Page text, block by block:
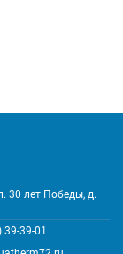
30 лет Победы, д.
39-01